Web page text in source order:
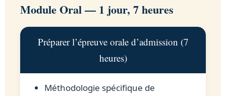
Module Oral — 1 jour, 7 heures
Préparer l’épreuve orale d’admission (7
heures)
Méthodologie spécifique de